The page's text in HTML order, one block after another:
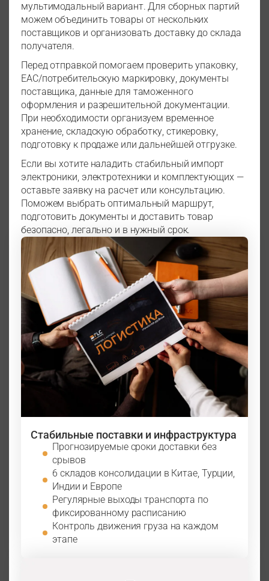
мультимодальный вариант. Для сборных партий
можем объединить товары от нескольких
поставщиков и организовать доставку до склада
получателя.
Перед отправкой помогаем проверить упаковку,
EAC/потребительскую маркировку, документы
поставщика, данные для таможенного
оформления и разрешительной документации.
При необходимости организуем временное
хранение, складскую обработку, стикеровку,
подготовку к продаже или дальнейшей отгрузке.
Если вы хотите наладить стабильный импорт
электроники, электротехники и комплектующих —
оставьте заявку на расчет или консультацию.
Поможем выбрать оптимальный маршрут,
подготовить документы и доставить товар
безопасно, легально и в нужный срок.
Стабильные поставки и инфраструктура
Прогнозируемые сроки доставки без
срывов
6 складов консолидации в Китае, Турции,
Индии и Европе
Регулярные выходы транспорта по
фиксированному расписанию
Контроль движения груза на каждом
этапе